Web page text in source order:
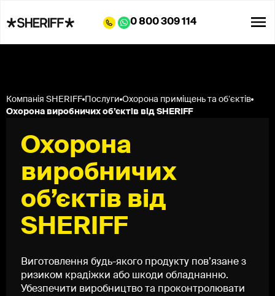
0 800 309 114
Компанія SHERIFF Послуги Охорона приміщень та обʼєктів
Охорона виробничих об’єктів від SHERIFF
Охорона
виробничих
об’єктів від
SHERIFF
Виготовлення будь-якого продукту пов’язане з
ризиком крадіжки або шкоди обладнанню.
Убезпечити виробництво та проконтролювати